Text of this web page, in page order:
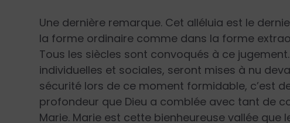
Une dernière remarque. Cet alléluia est le
la forme ordinaire comme dans la forme
Tous les siècles sont convoqués à ce
individuelles et sociales, seront mises à nu
sécurité lors de ce moment formidable, c’est
profondeur que Dieu a comblée avec tant de
Marie. Marie est cette bienheureuse vallée que